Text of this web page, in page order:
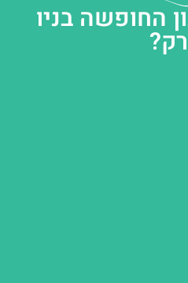
החופשה בניו